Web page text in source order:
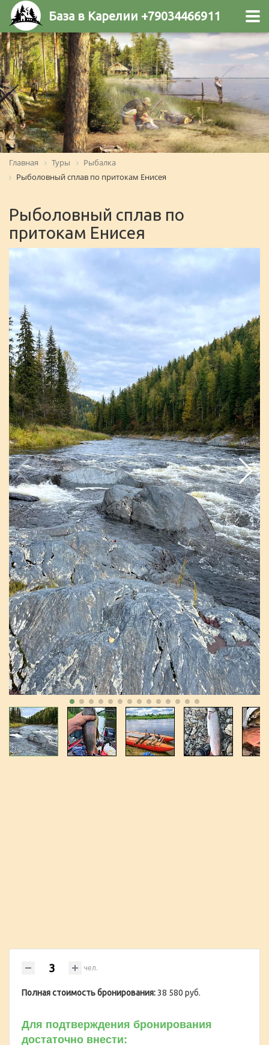
База в Карелии +79034466911
Главная Туры
Рыбалка
Рыболовный сплав по притокам Енисея
Рыболовный сплав по
притокам Енисея
чел.
Полная стоимость бронирования:38 580 руб.
Для подтверждения бронирования
достаточно внести: